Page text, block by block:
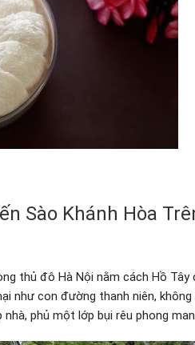
Sào Khánh Hòa
thủ đô Hà Nội nằm cách Hồ
như con đường thanh niên,
phủ một lớp bụi rêu phong